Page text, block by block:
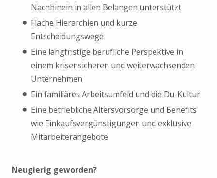
Nachhinein in allen Belangen unterstützt
Flache Hierarchien und kurze
Entscheidungswege
Eine langfristige berufliche Perspektive in
einem krisensicheren und weiterwachsenden
Unternehmen
Ein familiäres Arbeitsumfeld und die Du-Kultur
Eine betriebliche Altersvorsorge und Benefits
wie Einkaufsvergünstigungen und exklusive
Mitarbeiterangebote
Neugierig geworden?